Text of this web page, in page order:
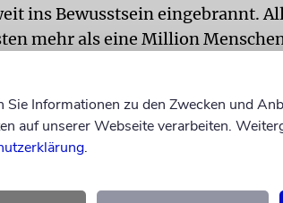
ins Bewusstsein eingebrannt.
mehr als eine Million
Sie Informationen zu den Zwecken und
auf unserer Webseite verarbeiten.
.